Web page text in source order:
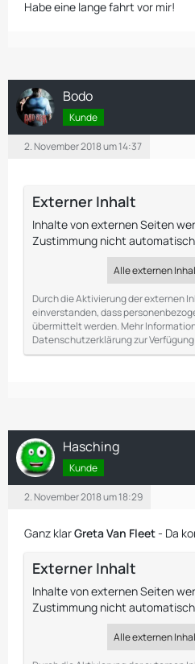
Habe eine lange fahrt vor mir!
Bodo
Kunde
2. November 2018 um 14:37
Externer Inhalt
Inhalte von externen Seiten
Zustimmung nicht
Alle externen
Durch die Aktivierung der externen
einverstanden, dass
übermittelt werden. Mehr
Datenschutzerklärung zur
Hasching
Kunde
2. November 2018 um 18:29
Ganz klarGreta Van Fleet- Da
Externer Inhalt
Inhalte von externen Seiten
Zustimmung nicht
Alle externen